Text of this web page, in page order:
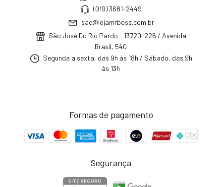
(019) 3681-2449
sac@lojamrboss.com.br
São José Do Rio Pardo - 13720-226 / Avenida
Brasil, 540
Segunda a sexta, das 9h às 18h / Sábado, das 9h
às 13h
Formas de pagamento
Segurança